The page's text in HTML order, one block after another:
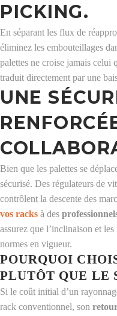
PICKING.
En séparant les flux de
éliminez les embouteillages
palettes ne croise jamais celui
traduit directement par une
UNE
Bien que les palettes se
sécurisé. Des régulateurs de
contrôlent la descente des
vos racks à des
assurez que l’inclinaison et
normes en vigueur.
POURQUOI
PLUTÔT QUE LE
Si le coût initial d’un
rack conventionnel, son